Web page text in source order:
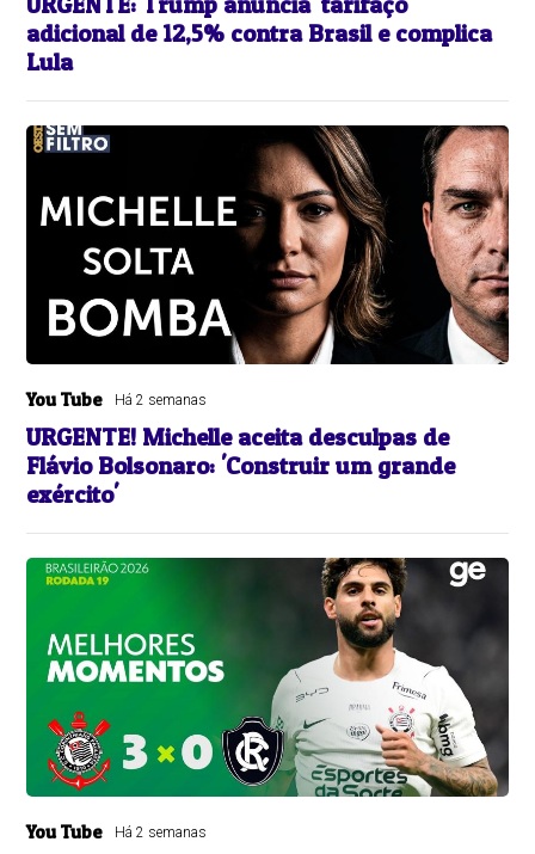
adicional de 12,5% contra Brasil e complica
Lula
You Tube Há 2 semanas
URGENTE! Michelle aceita desculpas de
Flávio Bolsonaro: 'Construir um grande
exército'
You Tube Há 2 semanas